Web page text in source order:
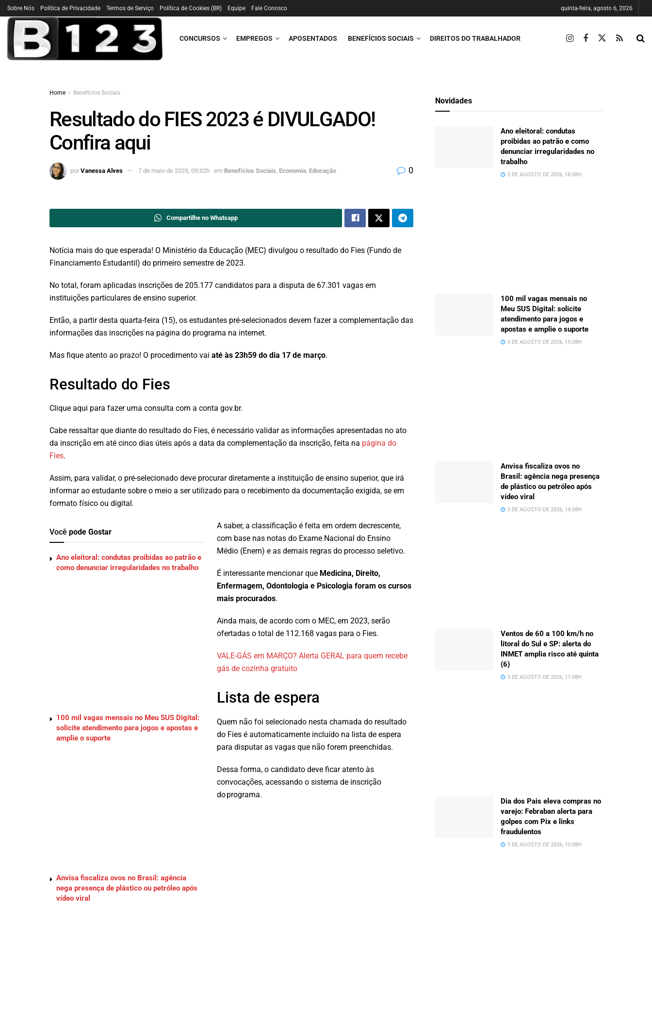
Sobre Nós Política de Privacidade Termos de Serviço Política de Cookies (BR) Equipe Fale Conosco quinta-feira, agosto 6, 2026
CONCURSOS EMPREGOS APOSENTADOS BENEFÍCIOS SOCIAIS DIREITOS DO TRABALHADOR
Home Benefícios Sociais
Resultado do FIES 2023 é DIVULGADO!
Confira aqui
por Vanessa Alves 7 de maio de 2025, 09:32h em Benefícios Sociais Economia Educação 0
Compartilhe no Whatsapp
Notícia mais do que esperada! O Ministério da Educação (MEC) divulgou o resultado do Fies (Fundo de
Financiamento Estudantil) do primeiro semestre de 2023.
No total, foram aplicadas inscrições de 205.177 candidatos para a disputa de 67.301 vagas em
instituições particulares de ensino superior.
Então, a partir desta quarta-feira (15), os estudantes pré-selecionados devem fazer a complementação das
informações das inscrições na página do programa na internet.
Mas fique atento ao prazo! O procedimento vai até às 23h59 do dia 17 de março.
Resultado do Fies
Clique aqui para fazer uma consulta com a conta gov.br.
Cabe ressaltar que diante do resultado do Fies, é necessário validar as informações apresentadas no ato
da inscrição em até cinco dias úteis após a data da complementação da inscrição, feita na página do
Fies.
Assim, para validar, o pré-selecionado deve procurar diretamente a instituição de ensino superior, que irá
informar ao estudante sobre o meio a ser utilizado para o recebimento da documentação exigida, se em
formato físico ou digital.
Você pode Gostar
Ano eleitoral: condutas proibidas ao patrão e
como denunciar irregularidades no trabalho
100 mil vagas mensais no Meu SUS Digital:
solicite atendimento para jogos e apostas e
amplie o suporte
Anvisa fiscaliza ovos no Brasil: agência
nega presença de plástico ou petróleo após
vídeo viral
A saber, a classificação é feita em ordem decrescente,
com base nas notas do Exame Nacional do Ensino
Médio (Enem) e as demais regras do processo seletivo.
É interessante mencionar que Medicina, Direito,
Enfermagem, Odontologia e Psicologia foram os cursos
mais procurados.
Ainda mais, de acordo com o MEC, em 2023, serão
ofertadas o total de 112.168 vagas para o Fies.
VALE-GÁS em MARÇO? Alerta GERAL para quem recebe
gás de cozinha gratuito
Lista de espera
Quem não foi selecionado nesta chamada do resultado
do Fies é automaticamente incluído na lista de espera
para disputar as vagas que não forem preenchidas.
Dessa forma, o candidato deve ficar atento às
convocações, acessando o sistema de inscrição
do programa.
Novidades
Ano eleitoral: condutas
proibidas ao patrão e como
denunciar irregularidades no
trabalho
5 DE AGOSTO DE 2026, 16:08H
100 mil vagas mensais no
Meu SUS Digital: solicite
atendimento para jogos e
apostas e amplie o suporte
5 DE AGOSTO DE 2026, 15:08H
Anvisa fiscaliza ovos no
Brasil: agência nega presença
de plástico ou petróleo após
vídeo viral
5 DE AGOSTO DE 2026, 14:08H
Ventos de 60 a 100 km/h no
litoral do Sul e SP: alerta do
INMET amplia risco até quinta
(6)
5 DE AGOSTO DE 2026, 11:08H
Dia dos Pais eleva compras no
varejo: Febraban alerta para
golpes com Pix e links
fraudulentos
5 DE AGOSTO DE 2026, 10:08H